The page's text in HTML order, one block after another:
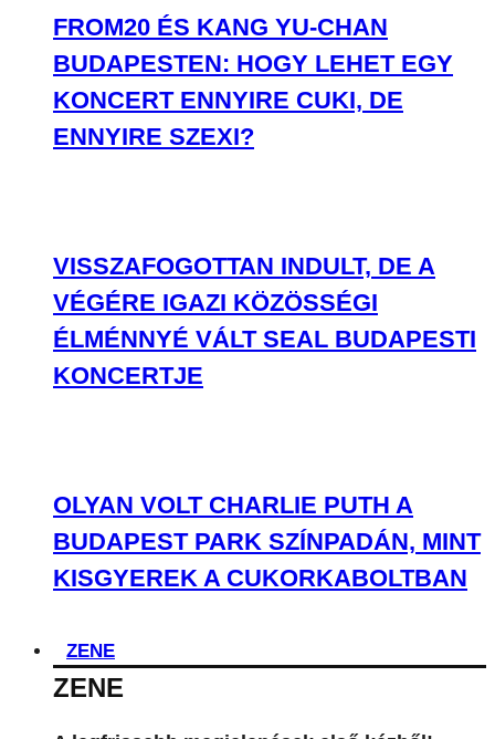
FROM20 ÉS KANG YU-CHAN
BUDAPESTEN: HOGY LEHET EGY
KONCERT ENNYIRE CUKI, DE
ENNYIRE SZEXI?
VISSZAFOGOTTAN INDULT, DE A
VÉGÉRE IGAZI KÖZÖSSÉGI
ÉLMÉNNYÉ VÁLT SEAL BUDAPESTI
KONCERTJE
OLYAN VOLT CHARLIE PUTH A
BUDAPEST PARK SZÍNPADÁN, MINT
KISGYEREK A CUKORKABOLTBAN
ZENE
ZENE